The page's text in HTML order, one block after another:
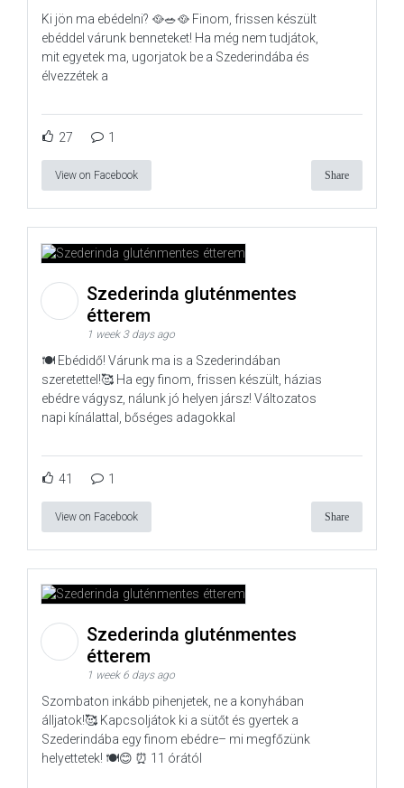
Ki jön ma ebédelni? 🥘🥗🥘 Finom, frissen készült
ebéddel várunk benneteket! Ha még nem tudjátok,
mit egyetek ma, ugorjatok be a Szederindába és
élvezzétek a
27 1
View on Facebook Share
Szederinda gluténmentes
étterem
1 week 3 days ago
🍽️ Ebédidő! Várunk ma is a Szederindában
szeretettel!🥰 Ha egy finom, frissen készült, házias
ebédre vágysz, nálunk jó helyen jársz! Változatos
napi kínálattal, bőséges adagokkal
41 1
View on Facebook Share
Szederinda gluténmentes
étterem
1 week 6 days ago
Szombaton inkább pihenjetek, ne a konyhában
álljatok!🥰 Kapcsoljátok ki a sütőt és gyertek a
Szederindába egy finom ebédre– mi megfőzünk
helyettetek! 🍽️😊 ⏰ 11 órától